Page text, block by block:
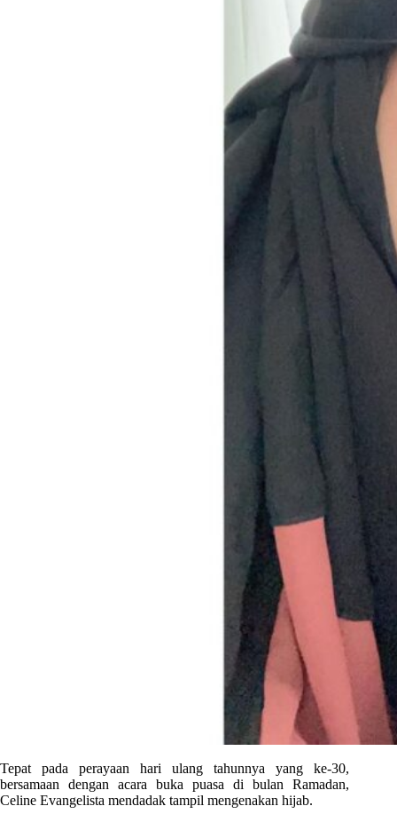
Tepat pada perayaan hari ulang tahunnya yang ke-30,
bersamaan dengan acara buka puasa di bulan Ramadan,
Celine Evangelista mendadak tampil mengenakan hijab.